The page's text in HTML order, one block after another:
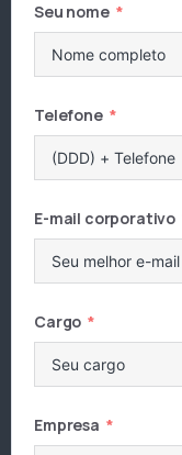
Seu nome
Telefone
E-mail corporativo
Cargo
Empresa